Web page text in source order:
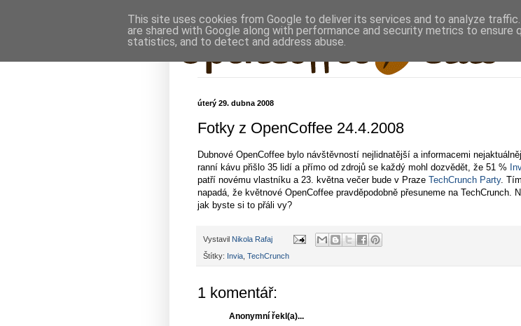
úterý 29. dubna 2008
Fotky z OpenCoffee 24.4.2008
Dubnové OpenCoffee bylo návštěvností nejlidnatější a informacemi
ranní kávu přišlo 35 lidí a přímo od zdrojů se každý mohl dozvědět, že 51 %
patří novému vlastníku a 23. května večer bude v Praze TechCrunch Party.
napadá, že květnové OpenCoffee pravděpodobně přesuneme na TechCrunch.
jak byste si to přáli vy?
Vystavil Nikola Rafaj
Štítky: Invia TechCrunch
1 komentář:
Anonymní řekl(a)...
This site uses cookies from Google to deliver its services and to analyze
are shared with Google along with performance and security metrics to ensure
statistics, and to detect and address abuse.